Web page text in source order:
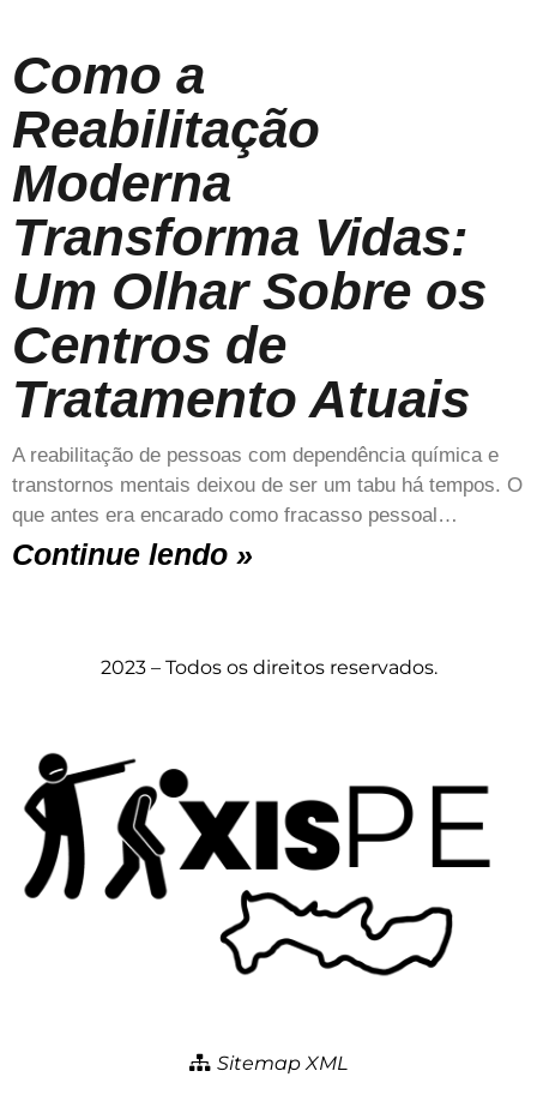
Como a
Reabilitação
Moderna
Transforma Vidas:
Um Olhar Sobre os
Centros de
Tratamento Atuais
A reabilitação de pessoas com dependência química e
transtornos mentais deixou de ser um tabu há tempos. O
que antes era encarado como fracasso pessoal…
Continue lendo »
2023 – Todos os direitos reservados.
Sitemap XML